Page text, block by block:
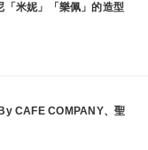
米妮」「樂佩」的造型
CAFE COMPANY、聖